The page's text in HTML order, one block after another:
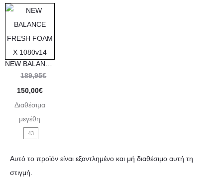
189,95€Original
150,00€Η
τρέχουσα
Διαθέσιμα
μεγέθη
43
Αυτό το προϊόν είναι εξαντλημένο και μή διαθέσιμο αυτή τη
στιγμή.